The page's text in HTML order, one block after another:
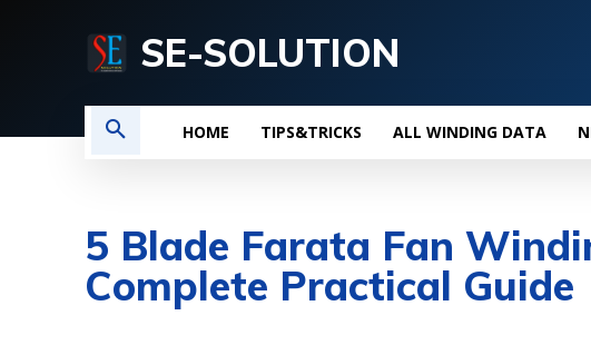
SE-SOLUTION
HOME TIPS&TRICKS ALL WINDING DATA
5 Blade Farata Fan
Complete Practical Guide